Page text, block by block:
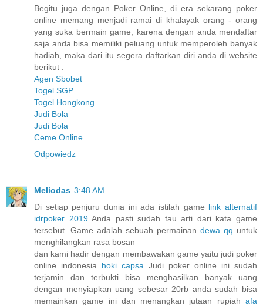
Begitu juga dengan Poker Online, di era sekarang poker
online memang menjadi ramai di khalayak orang - orang
yang suka bermain game, karena dengan anda mendaftar
saja anda bisa memiliki peluang untuk memperoleh banyak
hadiah, maka dari itu segera daftarkan diri anda di website
berikut :
Agen Sbobet
Togel SGP
Togel Hongkong
Judi Bola
Judi Bola
Ceme Online
Odpowiedz
Meliodas 3:48 AM
Di setiap penjuru dunia ini ada istilah game link alternatif
idrpoker 2019Anda pasti sudah tau arti dari kata game
tersebut. Game adalah sebuah permainan dewa qq untuk
menghilangkan rasa bosan
dan kami hadir dengan membawakan game yaitu judi poker
online indonesia hoki capsa Judi poker online ini sudah
terjamin dan terbukti bisa menghasilkan banyak uang
dengan menyiapkan uang sebesar 20rb anda sudah bisa
memainkan game ini dan menangkan jutaan rupiah afa